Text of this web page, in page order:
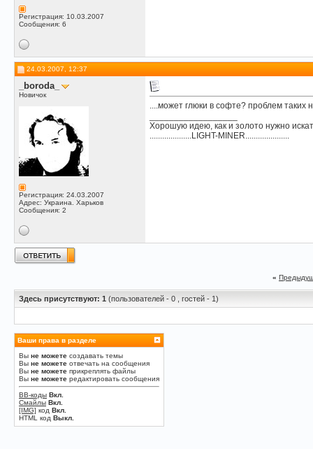
Регистрация: 10.03.2007
Сообщения: 6
24.03.2007, 12:37
_boroda_
Новичок
Регистрация: 24.03.2007
Адрес: Украина. Харьков
Сообщения: 2
....может глюки в софте? проблем таких
Хорошую идею, как и золото нужно
....................LIGHT-MINER.....................
«
Здесь присутствуют: 1 (пользователей - 0 , гостей - 1)
Ваши права в разделе
Вы не можете создавать темы
Вы не можете отвечать на сообщения
Вы не можете прикреплять файлы
Вы не можете редактировать сообщения
BB-коды Вкл.
Смайлы Вкл.
[IMG] код Вкл.
HTML код Выкл.